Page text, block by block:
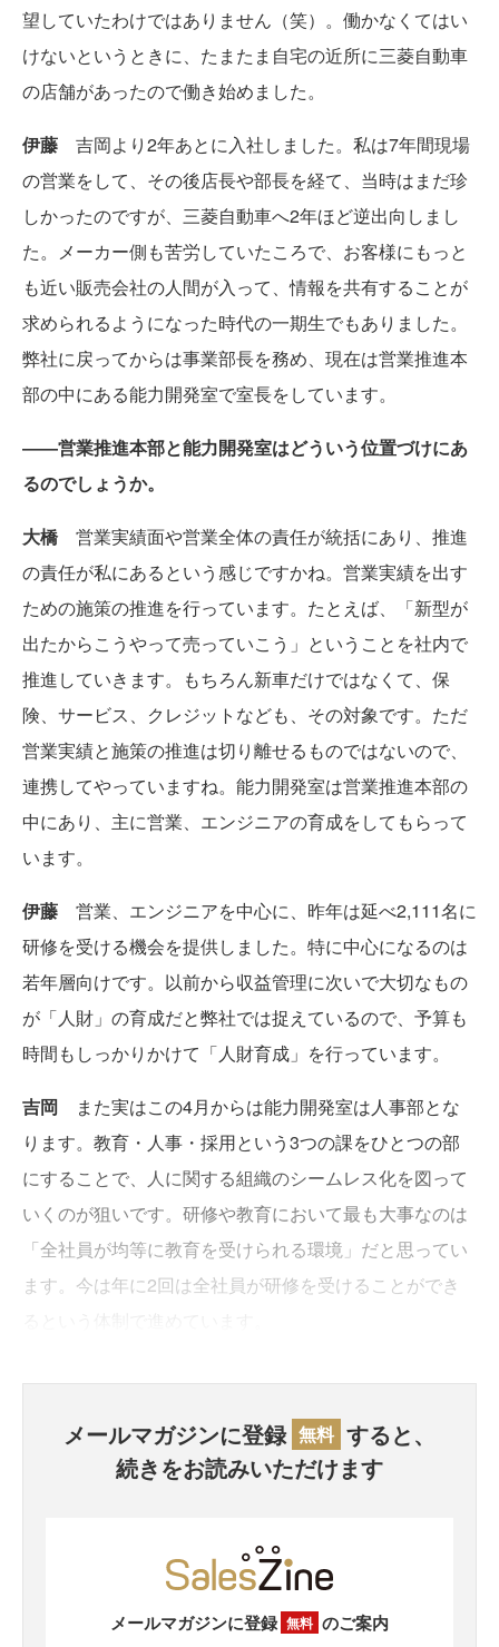
望していたわけではありません（笑）。働かなくてはい
けないというときに、たまたま自宅の近所に三菱自動車
の店舗があったので働き始めました。
伊藤 吉岡より2年あとに入社しました。私は7年間現場
の営業をして、その後店長や部長を経て、当時はまだ珍
しかったのですが、三菱自動車へ2年ほど逆出向しまし
た。メーカー側も苦労していたころで、お客様にもっと
も近い販売会社の人間が入って、情報を共有することが
求められるようになった時代の一期生でもありました。
弊社に戻ってからは事業部長を務め、現在は営業推進本
部の中にある能力開発室で室長をしています。
――営業推進本部と能力開発室はどういう位置づけにあ
るのでしょうか。
大橋営業実績面や営業全体の責任が統括にあり、推進
の責任が私にあるという感じですかね。営業実績を出す
ための施策の推進を行っています。たとえば、「新型が
出たからこうやって売っていこう」ということを社内で
推進していきます。もちろん新車だけではなくて、保
険、サービス、クレジットなども、その対象です。ただ
営業実績と施策の推進は切り離せるものではないので、
連携してやっていますね。能力開発室は営業推進本部の
中にあり、主に営業、エンジニアの育成をしてもらって
います。
伊藤 営業、エンジニアを中心に、昨年は延べ2,111名に
研修を受ける機会を提供しました。特に中心になるのは
若年層向けです。以前から収益管理に次いで大切なもの
が「人財」の育成だと弊社では捉えているので、予算も
時間もしっかりかけて「人財育成」を行っています。
吉岡 また実はこの4月からは能力開発室は人事部とな
ります。教育・人事・採用という3つの課をひとつの部
にすることで、人に関する組織のシームレス化を図って
いくのが狙いです。研修や教育において最も大事なのは
「全社員が均等に教育を受けられる環境」だと思ってい
ます。今は年に2回は全社員が研修を受けることができ
メールマガジンに登録 無料 すると、
続きをお読みいただけます
メールマガジンに登録 無料 のご案内